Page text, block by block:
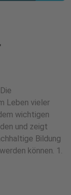
Leben vieler
wichtigen
und zeigt
Bildung
können. 1.